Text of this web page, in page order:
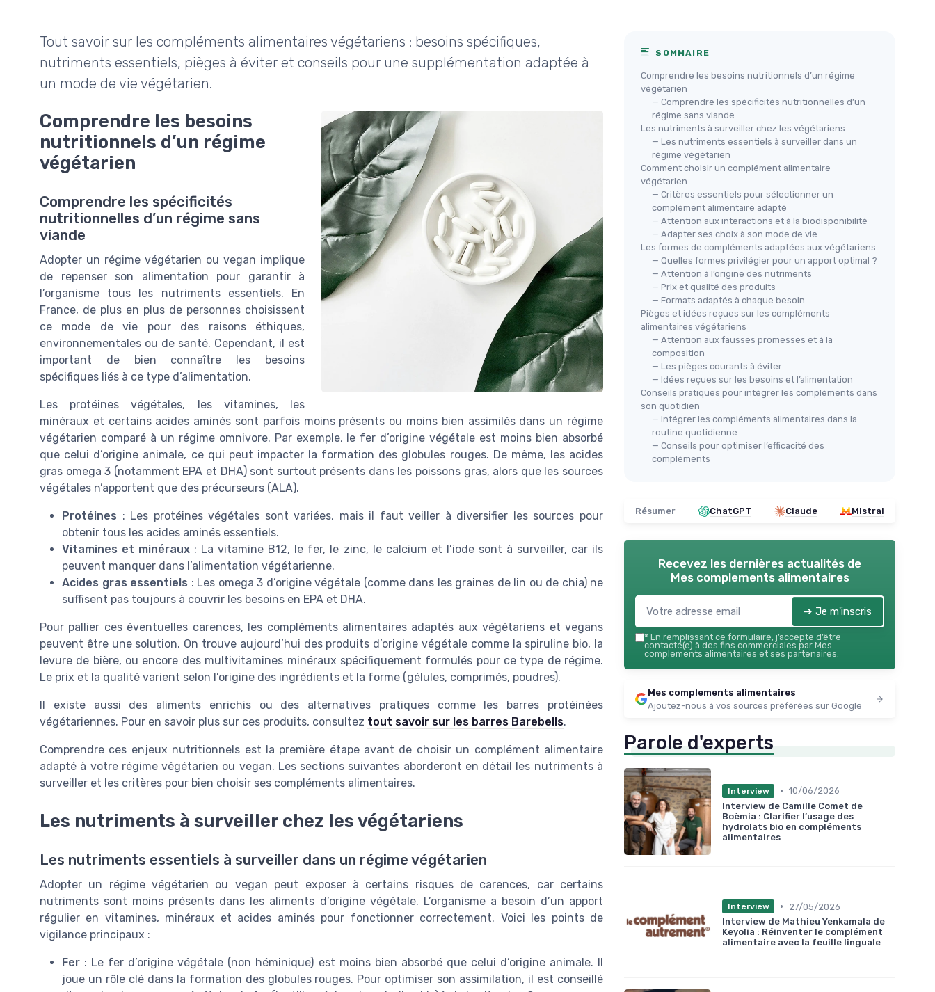
Tout savoir sur les compléments alimentaires végétariens : besoins spécifiques,
nutriments essentiels, pièges à éviter et conseils pour une supplémentation adaptée à
un mode de vie végétarien.
Comprendre les besoins
nutritionnels d’un régime
végétarien
Comprendre les spécificités
nutritionnelles d’un régime sans
viande
Adopter un régime végétarien ou vegan implique
de repenser son alimentation pour garantir à
l’organisme tous les nutriments essentiels. En
France, de plus en plus de personnes choisissent
ce mode de vie pour des raisons éthiques,
environnementales ou de santé. Cependant, il est
important de bien connaître les besoins
spécifiques liés à ce type d’alimentation.
Les protéines végétales, les vitamines, les
minéraux et certains acides aminés sont parfois moins présents ou moins bien assimilés dans un régime
végétarien comparé à un régime omnivore. Par exemple, le fer d’origine végétale est moins bien absorbé
que celui d’origine animale, ce qui peut impacter la formation des globules rouges. De même, les acides
gras omega 3 (notamment EPA et DHA) sont surtout présents dans les poissons gras, alors que les sources
végétales n’apportent que des précurseurs (ALA).
Protéines : Les protéines végétales sont variées, mais il faut veiller à diversifier les sources pour
obtenir tous les acides aminés essentiels.
Vitamines et minéraux : La vitamine B12, le fer, le zinc, le calcium et l’iode sont à surveiller, car ils
peuvent manquer dans l’alimentation végétarienne.
Acides gras essentiels : Les omega 3 d’origine végétale (comme dans les graines de lin ou de chia) ne
suffisent pas toujours à couvrir les besoins en EPA et DHA.
Pour pallier ces éventuelles carences, les compléments alimentaires adaptés aux végétariens et vegans
peuvent être une solution. On trouve aujourd’hui des produits d’origine végétale comme la spiruline bio, la
levure de bière, ou encore des multivitamines minéraux spécifiquement formulés pour ce type de régime.
Le prix et la qualité varient selon l’origine des ingrédients et la forme (gélules, comprimés, poudres).
Il existe aussi des aliments enrichis ou des alternatives pratiques comme les barres protéinées
végétariennes. Pour en savoir plus sur ces produits, consultez tout savoir sur les barres Barebells.
Comprendre ces enjeux nutritionnels est la première étape avant de choisir un complément alimentaire
adapté à votre régime végétarien ou vegan. Les sections suivantes aborderont en détail les nutriments à
surveiller et les critères pour bien choisir ses compléments alimentaires.
Les nutriments à surveiller chez les végétariens
Les nutriments essentiels à surveiller dans un régime végétarien
Adopter un régime végétarien ou vegan peut exposer à certains risques de carences, car certains
nutriments sont moins présents dans les aliments d’origine végétale. L’organisme a besoin d’un apport
régulier en vitamines, minéraux et acides aminés pour fonctionner correctement. Voici les points de
vigilance principaux :
Fer : Le fer d’origine végétale (non héminique) est moins bien absorbé que celui d’origine animale. Il
joue un rôle clé dans la formation des globules rouges. Pour optimiser son assimilation, il est conseillé
SOMMAIRE
Comprendre les besoins nutritionnels d’un régime
végétarien
— Comprendre les spécificités nutritionnelles d’un
régime sans viande
Les nutriments à surveiller chez les végétariens
— Les nutriments essentiels à surveiller dans un
régime végétarien
Comment choisir un complément alimentaire
végétarien
— Critères essentiels pour sélectionner un
complément alimentaire adapté
— Attention aux interactions et à la biodisponibilité
— Adapter ses choix à son mode de vie
Les formes de compléments adaptées aux végétariens
— Quelles formes privilégier pour un apport optimal ?
— Attention à l’origine des nutriments
— Prix et qualité des produits
— Formats adaptés à chaque besoin
Pièges et idées reçues sur les compléments
alimentaires végétariens
— Attention aux fausses promesses et à la
composition
— Les pièges courants à éviter
— Idées reçues sur les besoins et l’alimentation
Conseils pratiques pour intégrer les compléments dans
son quotidien
— Intégrer les compléments alimentaires dans la
routine quotidienne
— Conseils pour optimiser l’efficacité des
compléments
Résumer ChatGPT Claude Mistral
Recevez les dernières actualités de
Mes complements alimentaires
➔ Je m'inscris
* En remplissant ce formulaire, j’accepte d’être
contacté(e) à des fins commerciales par Mes
complements alimentaires et ses partenaires.
Mes complements alimentaires
Ajoutez-nous à vos sources préférées sur Google
Parole d'experts
Interview • 10/06/2026
Interview de Camille Comet de
Boèmia : Clarifier l’usage des
hydrolats bio en compléments
alimentaires
Interview •
27/05/2026
Interview de Mathieu Yenkamala de
Keyolia : Réinventer le complément
alimentaire avec la feuille linguale